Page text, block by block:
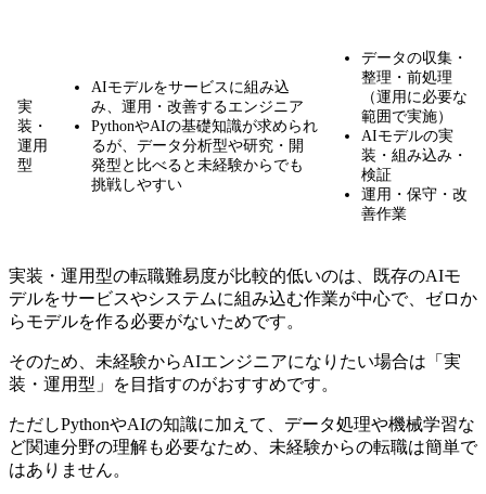
実
装・
運用
型
AIモデルをサービスに組み込
み、運用・改善するエンジニア
PythonやAIの基礎知識が求められ
るが、データ分析型や研究・開
発型と比べると未経験からでも
挑戦しやすい
データの収集・
整理・前処理
（運用に必要な
範囲で実施）
AIモデルの実
装・組み込み・
検証
運用・保守・改
善作業
実装・運用型の転職難易度が比較的低いのは、既存のAIモ
デルをサービスやシステムに組み込む作業が中心で、ゼロか
らモデルを作る必要がないためです。
そのため、未経験からAIエンジニアになりたい場合は「実
装・運用型」を目指すのがおすすめです。
ただしPythonやAIの知識に加えて、データ処理や機械学習な
ど関連分野の理解も必要なため、 未経験からの転職は簡単で
はありません。